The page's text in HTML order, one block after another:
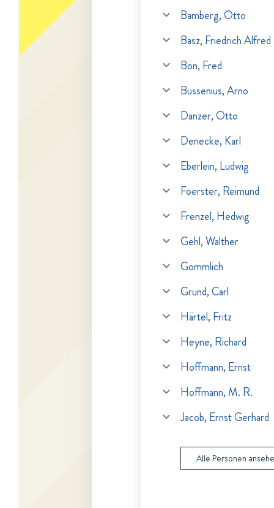
Bamberg, Otto
Basz, Friedrich Alfred
Bon, Fred
Bussenius, Arno
Danzer, Otto
Denecke, Karl
Eberlein, Ludwig
Foerster, Reimund
Frenzel, Hedwig
Gehl, Walther
Gommlich
Grund, Carl
Härtel, Fritz
Heyne, Richard
Hoffmann, Ernst
Hoffmann, M. R.
Jacob, Ernst Gerhard
Alle Personen